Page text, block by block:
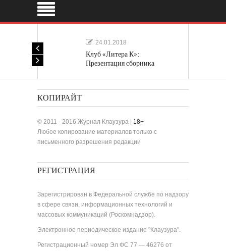
24.01.2018
Клуб «Литера К»:
Презентация сборника
КОПИРАЙТ
© 2011 - 2016 Журнал Клаузура | 18+
Любое копирование материалов только с
письменного разрешения редакции
РЕГИСТРАЦИЯ
Зарегистрирован в Федеральной службе по надзору
в сфере связи, информационных технологий и
массовых коммуникаций (Роскомнадзор).
Электронное периодическое издание "Клаузура".
Регистрационный номер Эл ФС 77 — 46276 от